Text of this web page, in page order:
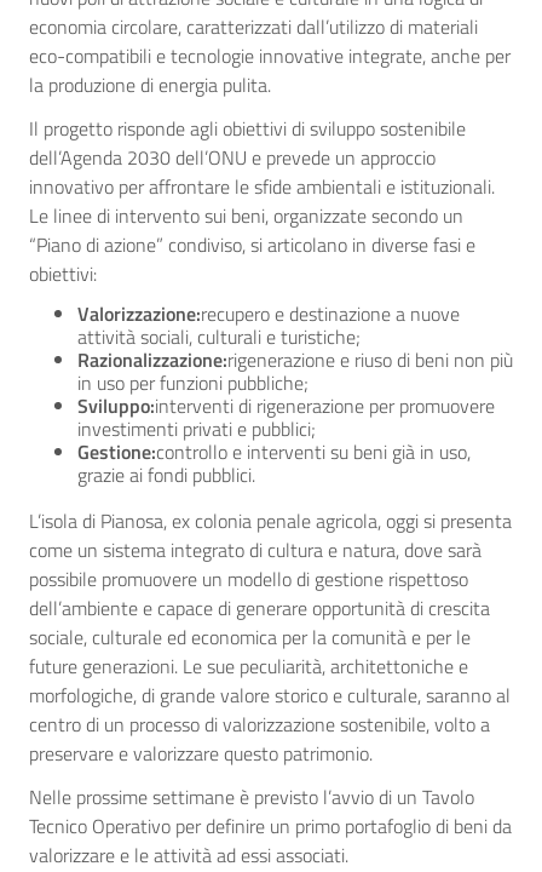
economia circolare, caratterizzati dall’utilizzo di materiali
eco-compatibili e tecnologie innovative integrate, anche per
la produzione di energia pulita.
Il progetto risponde agli obiettivi di sviluppo sostenibile
dell’Agenda 2030 dell’ONU e prevede un approccio
innovativo per affrontare le sfide ambientali e istituzionali.
Le linee di intervento sui beni, organizzate secondo un
“Piano di azione” condiviso, si articolano in diverse fasi e
obiettivi:
Valorizzazione:recupero e destinazione a nuove
attività sociali, culturali e turistiche;
Razionalizzazione:rigenerazione e riuso di beni non più
in uso per funzioni pubbliche;
Sviluppo:interventi di rigenerazione per promuovere
investimenti privati e pubblici;
Gestione:controllo e interventi su beni già in uso,
grazie ai fondi pubblici.
L’isola di Pianosa, ex colonia penale agricola, oggi si presenta
come un sistema integrato di cultura e natura, dove sarà
possibile promuovere un modello di gestione rispettoso
dell’ambiente e capace di generare opportunità di crescita
sociale, culturale ed economica per la comunità e per le
future generazioni. Le sue peculiarità, architettoniche e
morfologiche, di grande valore storico e culturale, saranno al
centro di un processo di valorizzazione sostenibile, volto a
preservare e valorizzare questo patrimonio.
Nelle prossime settimane è previsto l’avvio di un Tavolo
Tecnico Operativo per definire un primo portafoglio di beni da
valorizzare e le attività ad essi associati.